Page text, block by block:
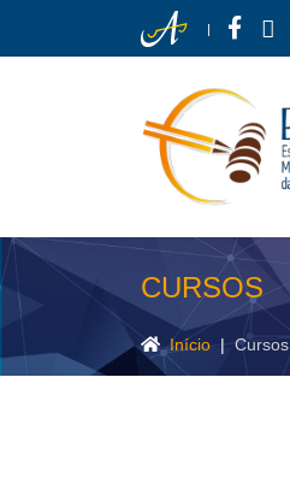
Pesquisar
CURSOS
Início Cursos